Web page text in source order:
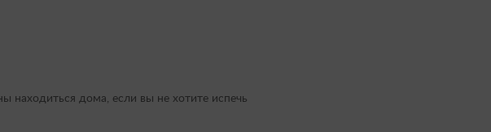
дома, если вы не хотите испечь